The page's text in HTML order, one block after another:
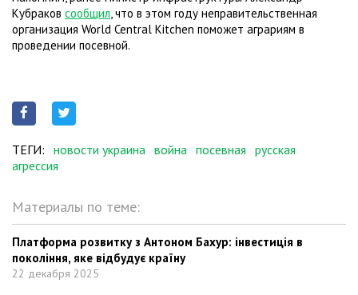
Кубраков сообщил , что в этом году неправительственная
организация World Central Kitchen поможет аграриям в
проведении посевной.
ТЕГИ: новости украина война посевная русская
агрессия
Материалы по теме:
Платформа розвитку з Антоном Бахур: інвестиція в
покоління, яке відбудує країну
22 декабря 2025